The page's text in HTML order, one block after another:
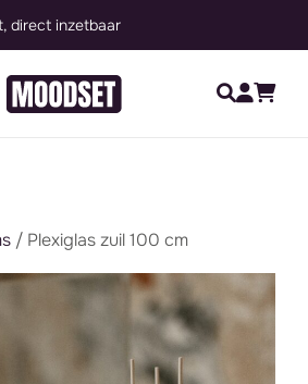
direct inzetbaar
/ Plexiglas zuil 100 cm